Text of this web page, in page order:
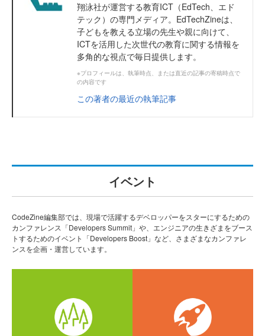
翔泳社が運営する教育ICT（EdTech、エド
テック）の専門メディア。EdTechZineは、
子どもを教える立場の先生や親に向けて、
ICTを活用した次世代の教育に関する情報を
多角的な視点で毎日提供します。
※プロフィールは、執筆時点、または直近の記事の寄稿時点で
の内容です
この著者の最近の執筆記事
イベント
CodeZine編集部では、現場で活躍するデベロッパーをスターにするための
カンファレンス「Developers Summit」や、エンジニアの生きざまをブース
トするためのイベント「Developers Boost」など、さまざまなカンファレ
ンスを企画・運営しています。